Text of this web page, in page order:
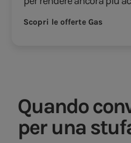
Scopri le offerte Gas
Quando
per una